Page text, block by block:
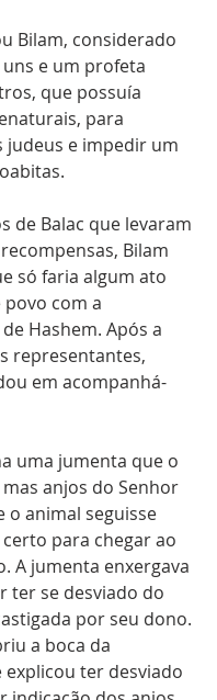
Bilam, considerado
e um profeta
que possuía
para
judeus e impedir um
de Balac que levaram
Bilam
só faria algum ato
com a
Hashem. Após a
representantes,
em acompanhá-
uma jumenta que o
anjos do Senhor
o animal seguisse
para chegar ao
A jumenta enxergava
ter se desviado do
por seu dono.
a boca da
explicou ter desviado